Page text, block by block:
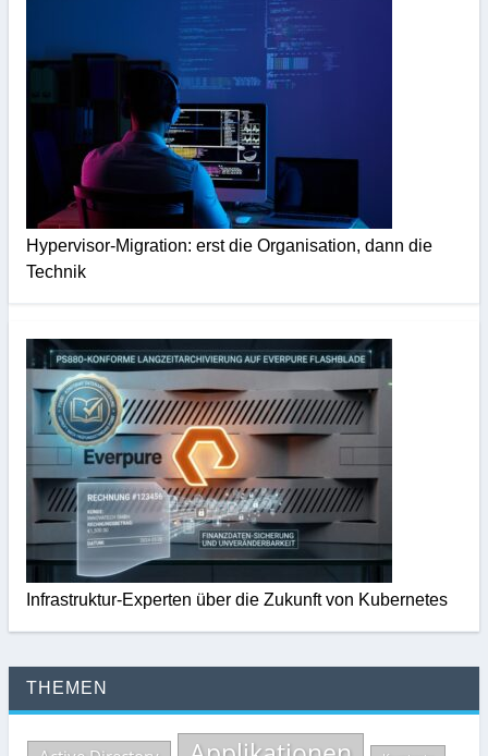
Hypervisor-Migration: erst die Organisation, dann die
Technik
Infrastruktur-Experten über die Zukunft von Kubernetes
THEMEN